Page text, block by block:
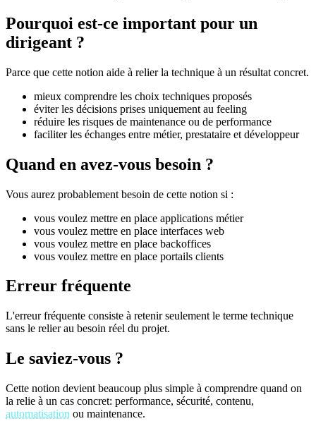
Pourquoi est-ce important pour un
dirigeant ?
Parce que cette notion aide à relier la technique à un résultat concret.
mieux comprendre les choix techniques proposés
éviter les décisions prises uniquement au feeling
réduire les risques de maintenance ou de performance
faciliter les échanges entre métier, prestataire et développeur
Quand en avez-vous besoin ?
Vous aurez probablement besoin de cette notion si :
vous voulez mettre en place applications métier
vous voulez mettre en place interfaces web
vous voulez mettre en place backoffices
vous voulez mettre en place portails clients
Erreur fréquente
L'erreur fréquente consiste à retenir seulement le terme technique
sans le relier au besoin réel du projet.
Le saviez-vous ?
Cette notion devient beaucoup plus simple à comprendre quand on
la relie à un cas concret: performance, sécurité, contenu,
automatisation ou maintenance.